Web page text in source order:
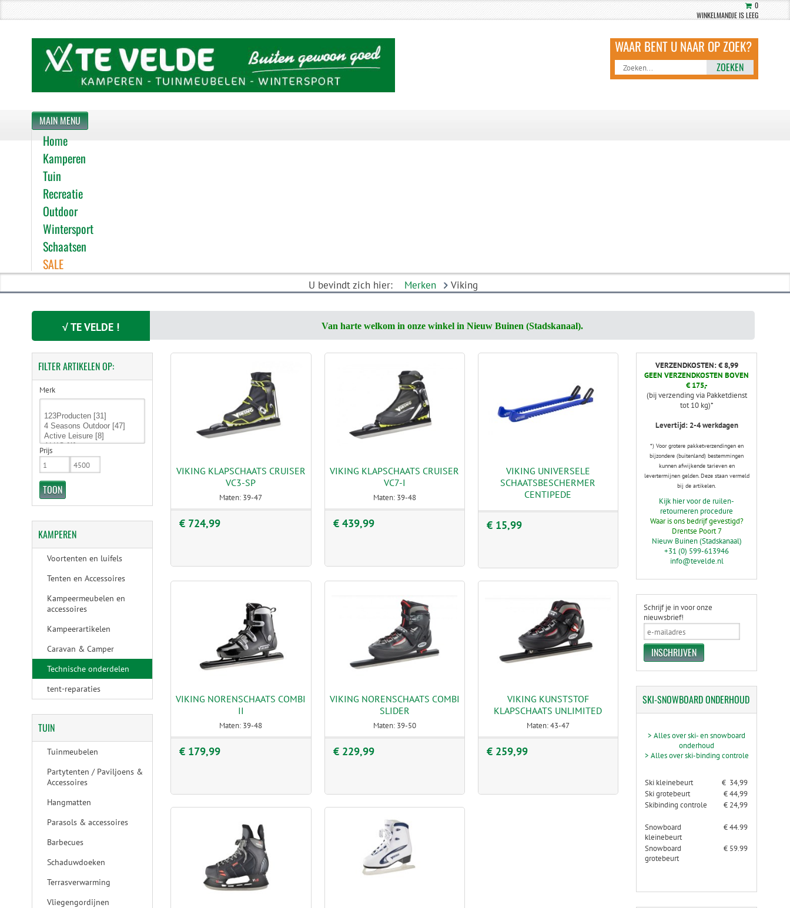
0
WINKELMANDJE IS LEEG
ZOEKEN
MAIN MENU
Home
Kamperen
Tuin
Recreatie
Outdoor
Wintersport
Schaatsen
SALE
U bevindt zich hier: Merken Viking
√ TE VELDE ! Van harte welkom in onze winkel in Nieuw Buinen (Stadskanaal).
VIKING KLAPSCHAATS CRUISER
VC3-SP
Maten: 39-47
€ 724,99
VIKING KLAPSCHAATS CRUISER
VC7-I
Maten: 39-48
€ 439,99
VIKING UNIVERSELE
SCHAATSBESCHERMER
CENTIPEDE
€ 15,99
VIKING NORENSCHAATS COMBI
II
Maten: 39-48
€ 179,99
VIKING NORENSCHAATS COMBI
SLIDER
Maten: 39-50
€ 229,99
VIKING KUNSTSTOF
KLAPSCHAATS UNLIMITED
Maten: 43-47
€ 259,99
FILTERARTIKELEN OP:
Merk
Prijs
KAMPEREN
Voortenten en luifels
Tenten en Accessoires
Kampeermeubelen en
accessoires
Kampeerartikelen
Caravan & Camper
Technische onderdelen
tent-reparaties
TUIN
Tuinmeubelen
Partytenten / Paviljoens &
Accessoires
Hangmatten
Parasols & accessoires
Barbecues
Schaduwdoeken
Terrasverwarming
Vliegengordijnen
VERZENDKOSTEN: € 8,99
GEEN VERZENDKOSTEN BOVEN
€ 175,-
(bij verzending via Pakketdienst
tot 10 kg)*
Levertijd: 2-4 werkdagen
*) Voor grotere pakketverzendingen en
bijzondere (buitenland) bestemmingen
kunnen afwijkende tarieven en
levertermijnen gelden. Deze staan vermeld
bij de artikelen.
Kijk hier voor de ruilen-
retourneren procedure
Waar is ons bedrijf gevestigd?
Drentse Poort 7
Nieuw Buinen (Stadskanaal)
+31 (0) 599-613946
info@tevelde.nl
Schrijf je in voor onze
nieuwsbrief!
SKI-SNOWBOARDONDERHOUD
> Alles over ski- en snowboard
onderhoud
> Alles over ski-binding controle
Ski kleinebeurt
€ 34,99
Ski grotebeurt
€ 44,99
Skibinding controle
€ 24,99
Snowboard
kleinebeurt
€ 44.99
Snowboard
grotebeurt
€ 59.99